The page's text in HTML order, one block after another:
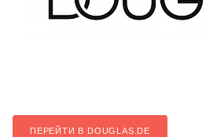
ПЕРЕЙТИ В DOUGLAS.DE